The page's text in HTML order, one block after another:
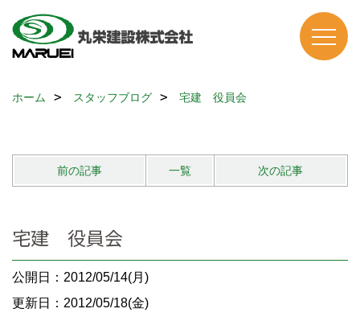
ホーム スタッフブログ 宅建 役員会
前の記事 一覧 次の記事
宅建 役員会
公開日：2012/05/14(月)
更新日：2012/05/18(金)